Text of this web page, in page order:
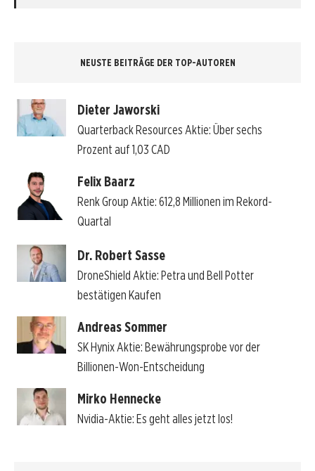
NEUSTE BEITRÄGE DER TOP-AUTOREN
Dieter Jaworski
Quarterback Resources Aktie: Über sechs
Prozent auf 1,03 CAD
Felix Baarz
Renk Group Aktie: 612,8 Millionen im Rekord-
Quartal
Dr. Robert Sasse
DroneShield Aktie: Petra und Bell Potter
bestätigen Kaufen
Andreas Sommer
SK Hynix Aktie: Bewährungsprobe vor der
Billionen-Won-Entscheidung
Mirko Hennecke
Nvidia-Aktie: Es geht alles jetzt los!